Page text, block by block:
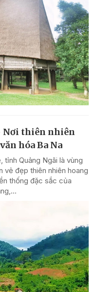
Nơi thiên nhiên
hóa Ba Na
Quảng Ngãi là vùng
vẻ đẹp thiên nhiên hoang
thống đặc sắc của